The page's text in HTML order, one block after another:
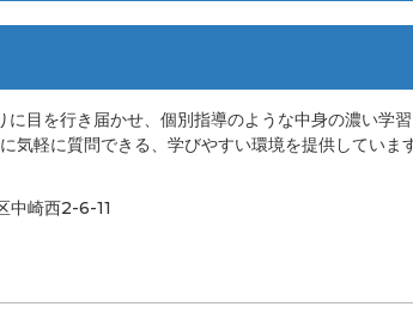
目を行き届かせ、個別指導のような中身の濃い学
軽に質問できる、学びやすい環境を提供しています
中崎西2-6-11